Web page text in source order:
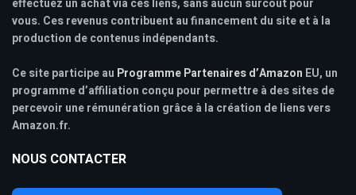
effectuez un achat via ces liens, sans aucun surcoût pour
vous. Ces revenus contribuent au financement du site et à la
production de contenus indépendants.
Ce site participe au Programme Partenaires d’Amazon EU, un
programme d’affiliation conçu pour permettre à des sites de
percevoir une rémunération grâce à la création de liens vers
Amazon.fr.
NOUS CONTACTER